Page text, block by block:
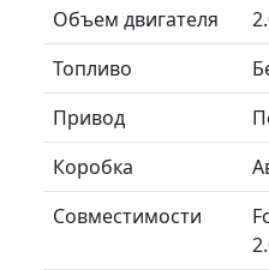
Объем двигателя
Топливо
Привод
Коробка
Совместимости